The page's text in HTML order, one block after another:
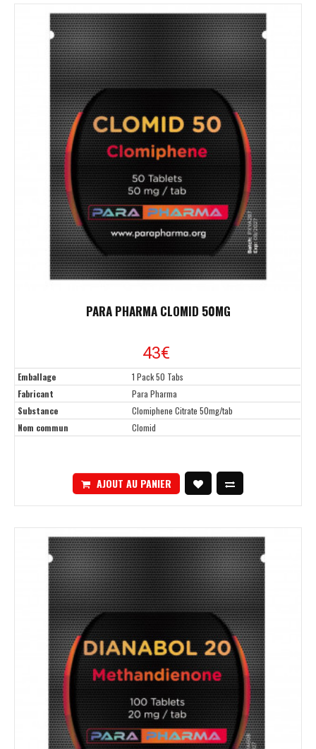
PARA PHARMA CLOMID 50MG
43€
Emballage
1 Pack 50 Tabs
Fabricant
Para Pharma
Substance
Clomiphene Citrate 50mg/tab
Nom commun
Clomid
AJOUT AU PANIER